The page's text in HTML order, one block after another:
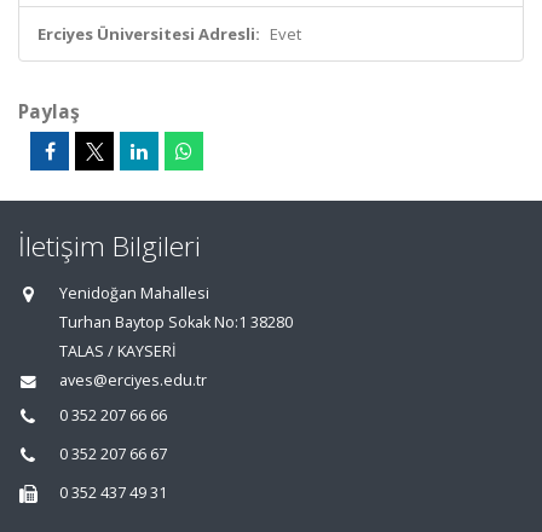
Erciyes Üniversitesi Adresli: Evet
Paylaş
İletişim Bilgileri
Yenidoğan Mahallesi
Turhan Baytop Sokak No:1 38280
TALAS / KAYSERİ
aves@erciyes.edu.tr
0 352 207 66 66
0 352 207 66 67
0 352 437 49 31